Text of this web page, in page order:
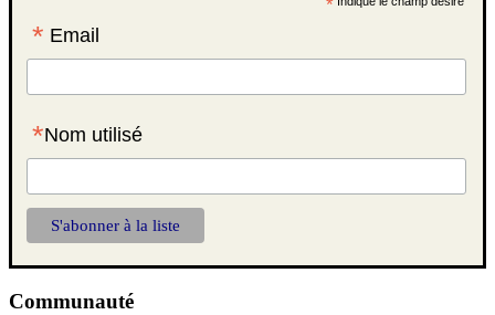
*
* Email
*Nom utilisé
Communauté